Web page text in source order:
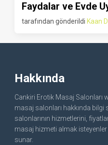
Faydalar ve Evde
tarafından gönderildi Kaan
Hakkında
Cankiri Erotik Masaj Salonları
masaj salonları hakkında bilgi
salonlarının hizmetlerini,
masaj hizmeti almak isteyenler
sunar.